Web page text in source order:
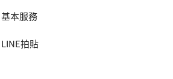
基本服務
LINE拍貼